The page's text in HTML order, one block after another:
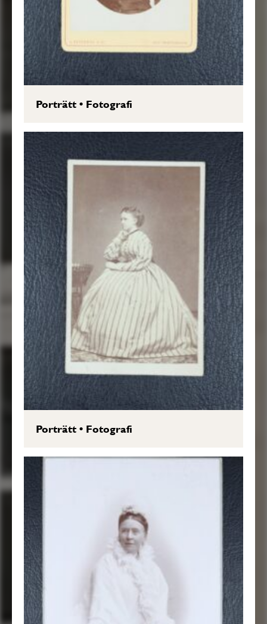
Porträtt• Fotografi
Porträtt• Fotografi